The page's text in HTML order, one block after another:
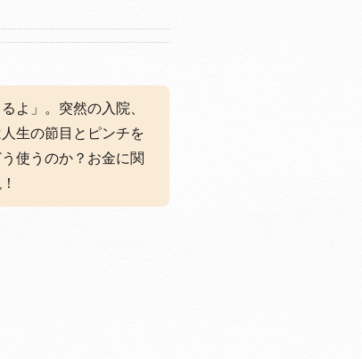
よ」。突然の入院、
生の節目とピンチを
使うのか？お金に関